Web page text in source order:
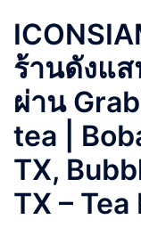
ร้านดังแส
ผ่าน
tea |
TX,
TX –